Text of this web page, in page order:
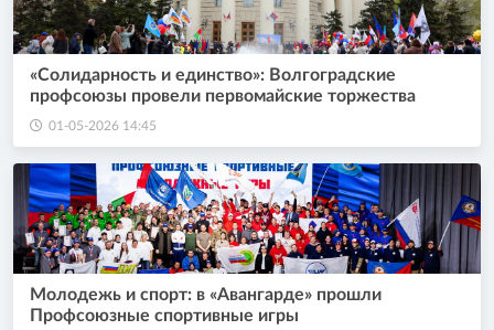
«Солидарность и единство»: Волгоградские
профсоюзы провели первомайские торжества
01-05-2026 14:45
Молодежь и спорт: в «Авангарде» прошли
Профсоюзные спортивные игры